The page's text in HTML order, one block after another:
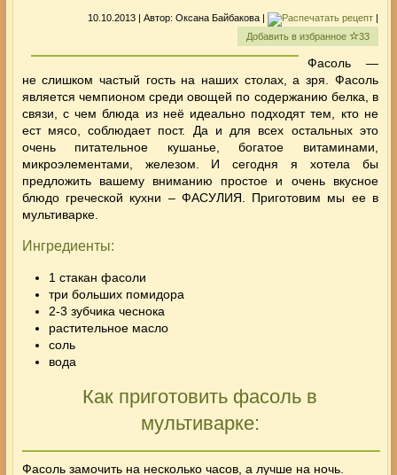
10.10.2013 | Автор: Оксана Байбакова|
|
Добавить в избранное
33
Фасоль —
не слишком частый гость на наших столах, а зря. Фасоль
является чемпионом среди овощей по содержанию белка, в
связи, с чем блюда из неё идеально подходят тем, кто не
ест мясо, соблюдает пост. Да и для всех остальных это
очень питательное кушанье, богатое витаминами,
микроэлементами, железом.
И сегодня я хотела бы
предложить вашему вниманию простое и очень вкусное
блюдо греческой кухни – ФАСУЛИЯ . Приготовим мы ее в
мультиварке.
Ингредиенты:
1 стакан фасоли
три больших помидора
2-3 зубчика чеснока
растительное масло
соль
вода
Как приготовить фасоль в
мультиварке:
Фасоль замочить на несколько часов, а лучше на ночь.